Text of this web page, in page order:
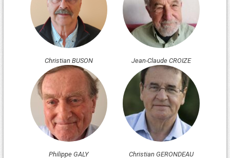
Christian BUSON Jean-Claude CROIZE
Philippe GALY Christian GERONDEAU